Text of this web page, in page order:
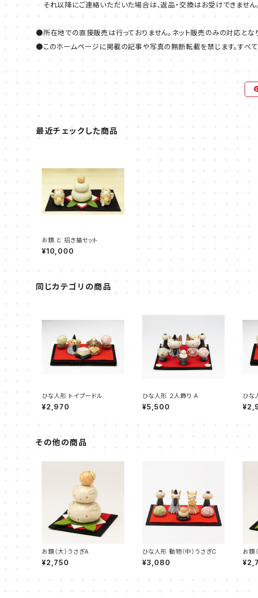
それ以降にご連絡いただいた場合は、返品・交換はお受けできません
●所在地での直接販売は行っておりません。ネット販売のみの対応となり
●このホームページに掲載の記事や写真の無断転載を禁じます。すべ
最近チェックした商品
お鏡 と 招き猫セット
¥10,000
同じカテゴリの商品
ひな人形 トイプードル
¥2,970
ひな人形 ２人飾り A
¥5,500
ひな
その他の商品
お鏡（大）うさぎA
¥2,750
ひな人形 動物（中）うさぎC
¥3,080
お鏡